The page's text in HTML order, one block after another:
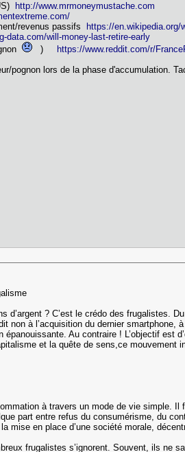
http://www.mrmoneymustache.com
revenus passifs
https://en.wikipedia.org/
data.com/will-money-last-retire-early
)
https://www.reddit.com/r/
pognon lors de la phase d'accumulation.
d’argent ? C’est le crédo des frugalistes.
non à l’acquisition du dernier
Au contraire ! L’objectif est
et la quête de sens,ce mouvement
à travers un mode de vie simple.
part entre refus du consumérisme, du
mise en place d’une société morale,
frugalistes s’ignorent. Souvent, ils ne